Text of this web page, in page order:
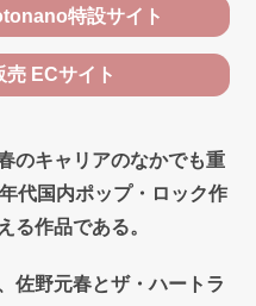
特設サイト
ECサイト
のキャリアのなかでも重
代国内ポップ・ロック作
る作品である。
佐野元春とザ・ハートラ